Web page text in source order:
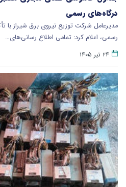
درگاه‌های رسمی
مدیرعامل شرکت توزیع نیروی برق شیراز با
رسمی، اعلام کرد: تمامی اطلاع‌ رسانی‌های…
۲۴ تیر ۱۴۰۵